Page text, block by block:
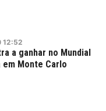
12:52
a ganhar no Mundial
Monte Carlo